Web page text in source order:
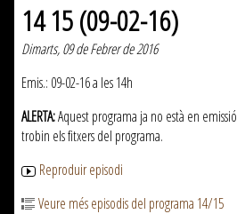
14 15 (09-02-16)
Dimarts, 09 de Febrer de 2016
Emis.: 09-02-16 a les 14h
ALERTA:Aquest programa ja no està en
trobin els fitxers del programa.
Reproduir episodi
Veure més episodis del programa 14/15